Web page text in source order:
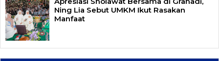
Ning Lia Sebut UMKM Ikut Rasakan
Manfaat